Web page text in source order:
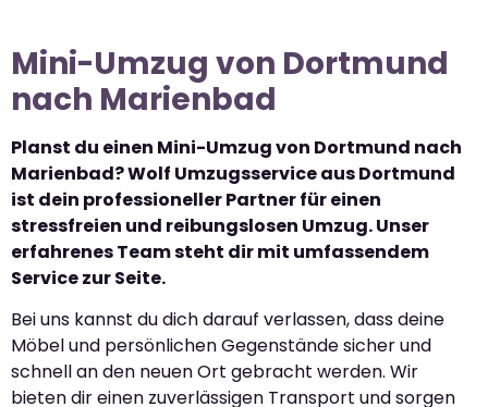
Mini-Umzug von Dortmund
nach Marienbad
Planst du einen Mini-Umzug von Dortmund nach
Marienbad? Wolf Umzugsservice aus Dortmund
ist dein professioneller Partner für einen
stressfreien und reibungslosen Umzug. Unser
erfahrenes Team steht dir mit umfassendem
Service zur Seite.
Bei uns kannst du dich darauf verlassen, dass deine
Möbel und persönlichen Gegenstände sicher und
schnell an den neuen Ort gebracht werden. Wir
bieten dir einen zuverlässigen Transport und sorgen